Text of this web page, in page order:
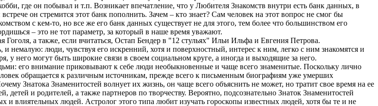
где он побывал и т.п. Возникает впечатление, что у Любителя Знакомств внутри есть банк данных, в
он стремится этот банк пополнить. Зачем – кто знает? Сам человек на этот вопрос не смог бы
с кем-то, но все же его банк данных существует не для этого, тем более что большинством его
– это не тот параметр, за который в наше время уважают.
а также, если вчитаться, Остап Бендер в "12 стульях" Ильи Ильфа и Евгения Петрова.
немалую: люди, чувствуя его искренний, хотя и поверхностный, интерес к ним, легко с ним знакомятся и
у него могут быть широкие связи в своем социальном круге, а иногда и выходящие за него.
его внимание приковывают к себе люди необыкновенные и чаще всего знаменитые. Поскольку лично
обращается к различным источникам, прежде всего к письменным биографиям уже умерших
Знатока Знаменитостей волнует их жизнь, он чаще всего объяснить не может, но тратит свое время на ее
и родителей, а также партнеров по творчеству. Вероятно, подсознательно Знаток Знаменитостей
и влиятельных людей. Астролог этого типа любит изучать гороскопы известных людей, хотя бы те и не